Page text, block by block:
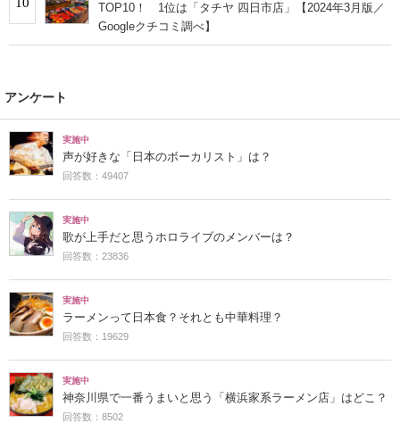
TOP10！ 1位は「タチヤ 四日市店」【2024年3月版／
Googleクチコミ調べ】
アンケート
実施中
声が好きな「日本のボーカリスト」は？
回答数：49407
実施中
歌が上手だと思うホロライブのメンバーは？
回答数：23836
実施中
ラーメンって日本食？それとも中華料理？
回答数：19629
実施中
神奈川県で一番うまいと思う「横浜家系ラーメン店」はどこ？
回答数：8502